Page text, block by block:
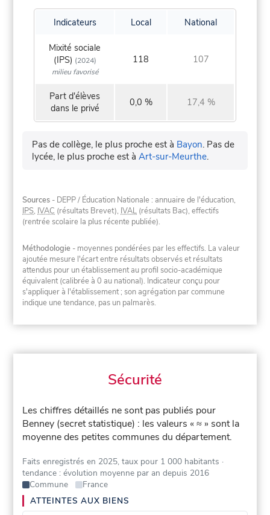
Indicateurs Local National
Mixité sociale
(IPS) (2024)
milieu favorisé
118 107
Part d'élèves
dans le privé
0,0 % 17,4 %
Pas de collège, le plus proche est à Bayon. Pas de
lycée, le plus proche est àArt-sur-Meurthe.
Sources - DEPP / Éducation Nationale : annuaire de l'éducation,
IPS, IVAC (résultats Brevet), IVAL (résultats Bac), effectifs
(rentrée scolaire la plus récente publiée).
Méthodologie - moyennes pondérées par les effectifs. La valeur
ajoutée mesure l'écart entre résultats observés et résultats
attendus pour un établissement au profil socio-académique
équivalent (calibrée à 0 au national). Indicateur conçu pour
s'appliquer à l'établissement ; son agrégation par commune
indique une tendance, pas un palmarès.
Sécurité
Les chiffres détaillés ne sont pas publiés pour
Benney (secret statistique) : les valeurs « ≈ » sont la
moyenne des petites communes du département.
Faits enregistrés en 2025, taux pour 1 000 habitants ·
tendance : évolution moyenne par an depuis 2016
Commune
France
ATTEINTES AUX BIENS